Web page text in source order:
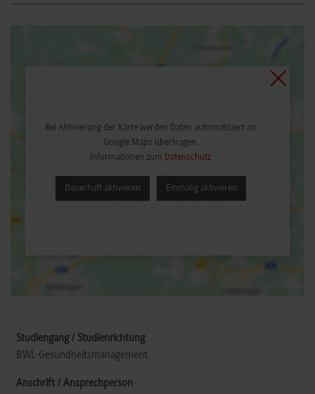
Bei Aktivierung der Karte werden Daten automatisiert an
Google Maps übertragen.
Informationen zum Datenschutz
Dauerhaft aktivieren Einmalig aktivieren
BWL-Gesundheitsmanagement